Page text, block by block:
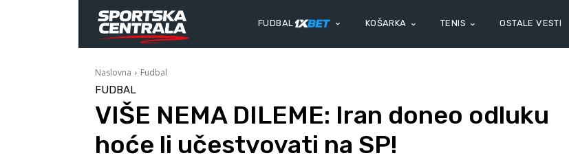
FUDBAL KOŠARKA TENIS OSTALE VESTI
Naslovna Fudbal
FUDBAL
VIŠE NEMA DILEME: Iran doneo odluku
hoće li učestvovati na SP!